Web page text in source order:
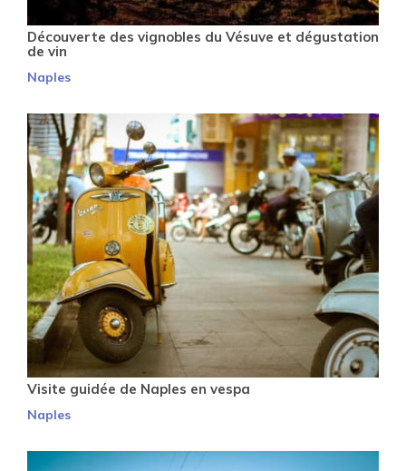
Découverte des vignobles du Vésuve et dégustation
de vin
Naples
Visite guidée de Naples en vespa
Naples